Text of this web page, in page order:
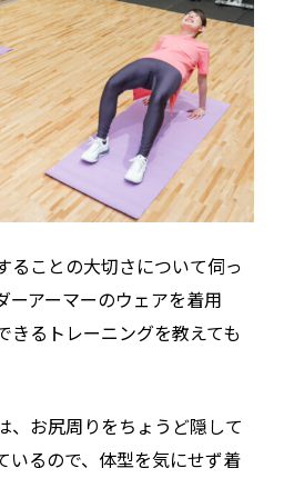
ることの大切さについて伺っ
ーアーマーのウェアを着用
きるトレーニングを教えても
、お尻周りをちょうど隠して
いるので、体型を気にせず着